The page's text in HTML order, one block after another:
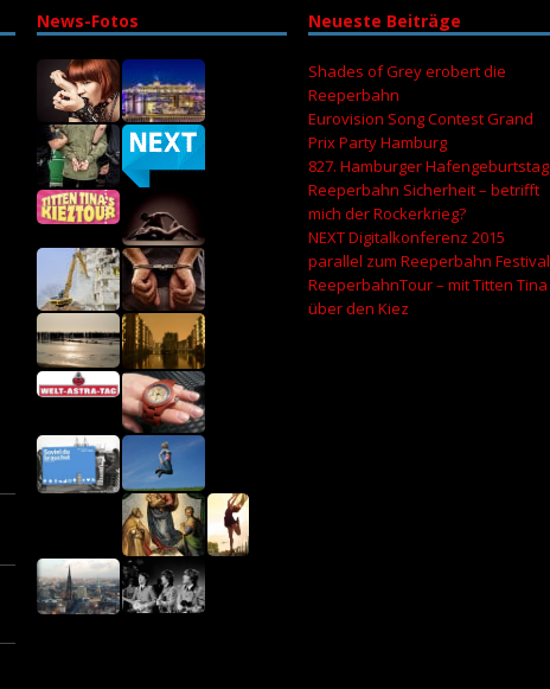
News-Fotos Neueste Beiträge
Shades of Grey erobert die
Reeperbahn
Eurovision Song Contest Grand
Prix Party Hamburg
827. Hamburger Hafengeburtstag
Reeperbahn Sicherheit – betrifft
mich der Rockerkrieg?
NEXT Digitalkonferenz 2015
parallel zum Reeperbahn Festival
ReeperbahnTour – mit Titten Tina
über den Kiez